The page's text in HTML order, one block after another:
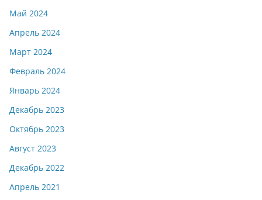
Май 2024
Апрель 2024
Март 2024
Февраль 2024
Январь 2024
Декабрь 2023
Октябрь 2023
Август 2023
Декабрь 2022
Апрель 2021